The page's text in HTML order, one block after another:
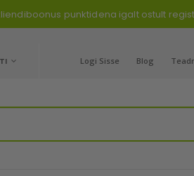
punktidena igalt ostult
Logi Sisse Blog